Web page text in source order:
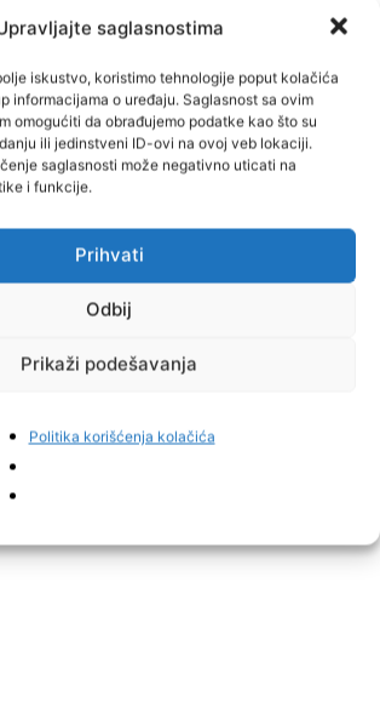
saglasnostima
iskustvo, koristimo tehnologije poput kolačića
informacijama o uređaju. Saglasnost sa ovim
omogućiti da obrađujemo podatke kao što su
ili jedinstveni ID-ovi na ovoj veb lokaciji.
saglasnosti može negativno uticati na
i funkcije.
Prihvati
Odbij
Prikaži podešavanja
Politika korišćenja kolačića
Naše stranke:
na jedan problem koji mi imamo i koji
u proteklim decenijama a to je i
naših sugrađana.Vi kao što znate
nije dozvoljavala dvojna državljanstva, velika
naši sugrađani s kojima komuniciramo koji
angažmana u BiH nisu upoznati s
u dijaspori nerijetko su odlučujući u izbornoj
u kojima žive da pažnju posvete svojoj
N1 BiH.